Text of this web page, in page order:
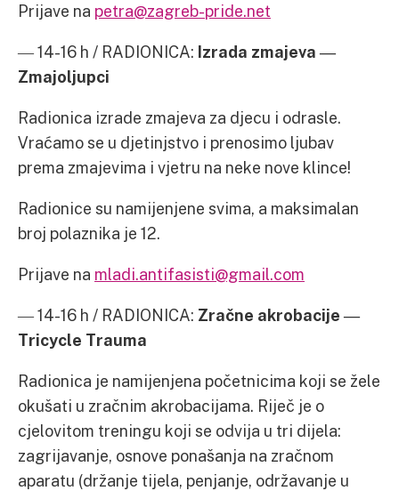
Prijave na petra@zagreb-pride.net
― 14-16 h / RADIONICA: Izrada zmajeva―
Zmajoljupci
Radionica izrade zmajeva za djecu i odrasle.
Vraćamo se u djetinjstvo i prenosimo ljubav
prema zmajevima i vjetru na neke nove klince!
Radionice su namijenjene svima, a maksimalan
broj polaznika je 12.
Prijave na mladi.antifasisti@gmail.com
― 14-16 h / RADIONICA: Zračne akrobacije―
Tricycle Trauma
Radionica je namijenjena početnicima koji se žele
okušati u zračnim akrobacijama. Riječ je o
cjelovitom treningu koji se odvija u tri dijela:
zagrijavanje, osnove ponašanja na zračnom
aparatu (držanje tijela, penjanje, održavanje u